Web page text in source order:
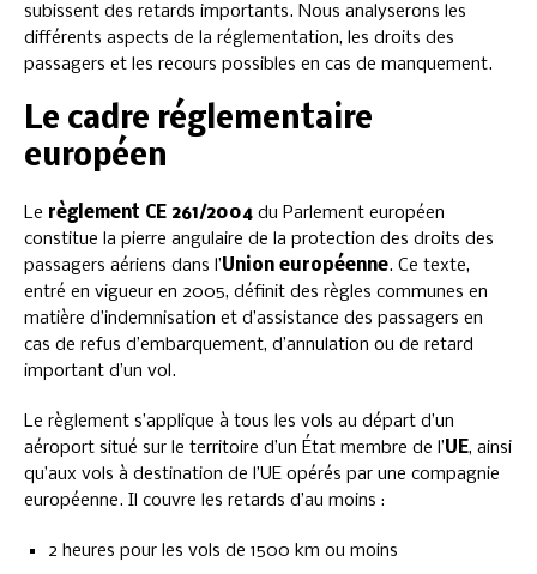
subissent des retards importants. Nous analyserons les
différents aspects de la réglementation, les droits des
passagers et les recours possibles en cas de manquement.
Le cadre réglementaire
européen
Le règlement CE 261/2004 du Parlement européen
constitue la pierre angulaire de la protection des droits des
passagers aériens dans l’Union européenne. Ce texte,
entré en vigueur en 2005, définit des règles communes en
matière d’indemnisation et d’assistance des passagers en
cas de refus d’embarquement, d’annulation ou de retard
important d’un vol.
Le règlement s’applique à tous les vols au départ d’un
aéroport situé sur le territoire d’un État membre de l’UE, ainsi
qu’aux vols à destination de l’UE opérés par une compagnie
européenne. Il couvre les retards d’au moins :
2 heures pour les vols de 1500 km ou moins